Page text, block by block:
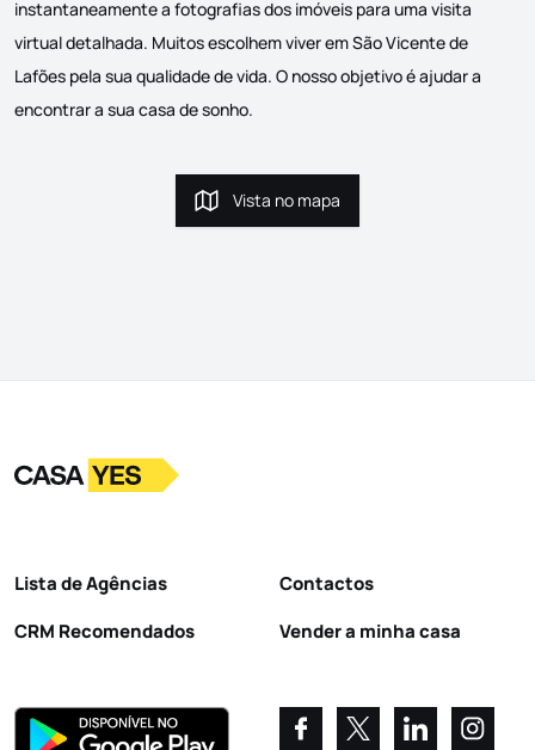
instantaneamente a fotografias dos imóveis para uma visita
virtual detalhada. Muitos escolhem viver em São Vicente de
Lafões pela sua qualidade de vida. O nosso objetivo é ajudar a
encontrar a sua casa de sonho.
Vista no mapa
Vista no mapa
LogoIr para a homepage
Lista de Agências
CRM Recomendados
Contactos
Vender a minha casa